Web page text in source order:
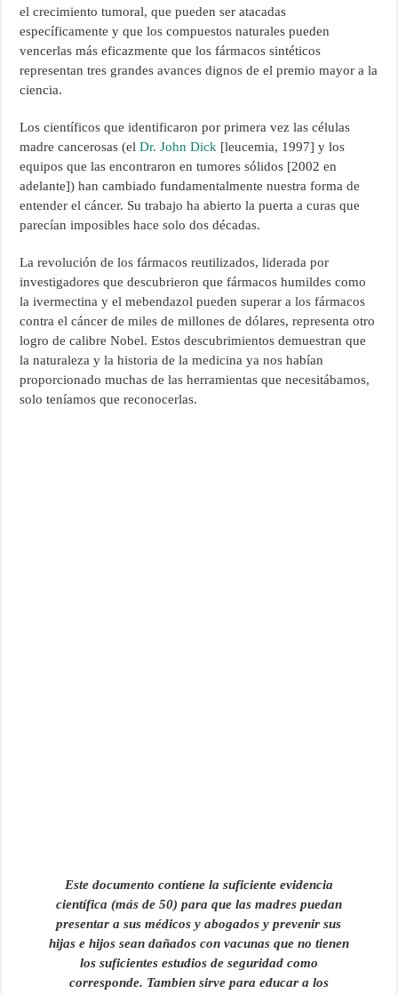
el crecimiento tumoral, que pueden ser atacadas
específicamente y que los compuestos naturales pueden
vencerlas más eficazmente que los fármacos sintéticos
representan tres grandes avances dignos de el premio mayor a la
ciencia.
Los científicos que identificaron por primera vez las células
madre cancerosas (elDr. John Dick [leucemia, 1997] y los
equipos que las encontraron en tumores sólidos [2002 en
adelante]) han cambiado fundamentalmente nuestra forma de
entender el cáncer. Su trabajo ha abierto la puerta a curas que
parecían imposibles hace solo dos décadas.
La revolución de los fármacos reutilizados, liderada por
investigadores que descubrieron que fármacos humildes como
la ivermectina y el mebendazol pueden superar a los fármacos
contra el cáncer de miles de millones de dólares, representa otro
logro de calibre Nobel. Estos descubrimientos demuestran que
la naturaleza y la historia de la medicina ya nos habían
proporcionado muchas de las herramientas que necesitábamos,
solo teníamos que reconocerlas.
Este documento contiene la suficiente evidencia
científica (más de 50) para que las madres puedan
presentar a sus médicos y abogados y prevenir sus
hijas e hijos sean dañados con vacunas que no tienen
los suficientes estudios de seguridad como
corresponde. Tambien sirve para educar a los